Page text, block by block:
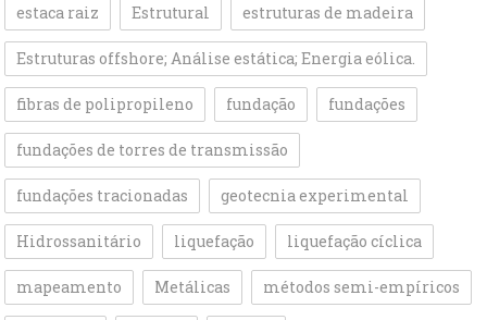
estaca raiz Estrutural estruturas de madeira
Estruturas offshore; Análise estática; Energia eólica.
fibras de polipropileno fundação fundações
fundações de torres de transmissão
fundações tracionadas geotecnia experimental
Hidrossanitário liquefação liquefação cíclica
mapeamento Metálicas métodos semi-empíricos